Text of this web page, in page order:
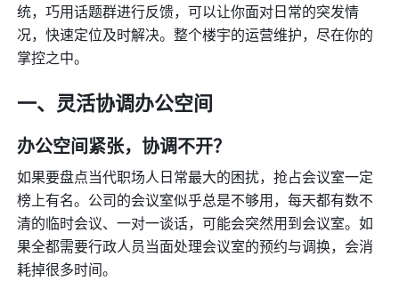
统，巧用话题群进行反馈，可以让你面对日常的突发情
况，快速定位及时解决。整个楼宇的运营维护，尽在你的
掌控之中。
一、灵活协调办公空间
办公空间紧张，协调不开？
如果要盘点当代职场人日常最大的困扰，抢占会议室一定
榜上有名。公司的会议室似乎总是不够用，每天都有数不
清的临时会议、一对一谈话，可能会突然用到会议室。如
果全都需要行政人员当面处理会议室的预约与调换，会消
耗掉很多时间。